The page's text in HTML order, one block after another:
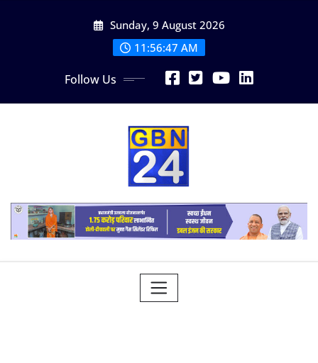
Sunday, 9 August 2026
11:56:47 AM
Follow Us